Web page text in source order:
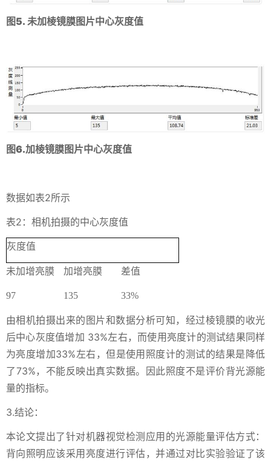
图5. 未加棱镜膜图片中心灰度值
图6.加棱镜膜图片中心灰度值
数据如表2所示
表2：相机拍摄的中心灰度值
灰度值
未加增亮膜 加增亮膜 差值
97 135 33%
由相机拍摄出来的图片和数据分析可知，经过棱镜膜的收光
后中心灰度值增加 33%左右，而使用亮度计的测试结果同样
为亮度增加33%左右，但是使用照度计的测试的结果是降低
了73%，不能反映出真实数据。因此照度不是评价背光源能
量的指标。
3.结论：
本论文提出了针对机器视觉检测应用的光源能量评估方式：
背向照明应该采用亮度进行评估，并通过对比实验验证了该